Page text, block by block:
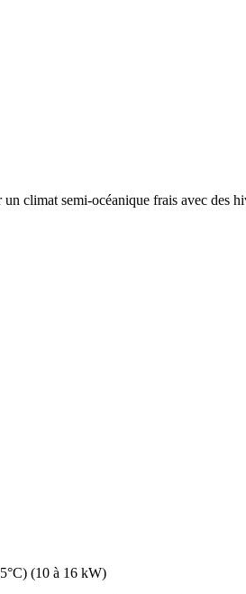
un climat semi-océanique frais avec des
(10 à 16 kW)